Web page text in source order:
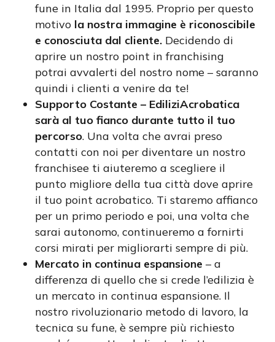
fune in Italia dal 1995. Proprio per questo
motivola nostra immagine è riconoscibile
e conosciuta dal cliente.Decidendo di
aprire un nostro point in franchising
potrai avvalerti del nostro nome – saranno
quindi i clienti a venire da te!
Supporto Costante – EdiliziAcrobatica
sarà al tuo fianco durante tutto il tuo
percorso. Una volta che avrai preso
contatti con noi per diventare un nostro
franchisee ti aiuteremo a scegliere il
punto migliore della tua città dove aprire
il tuo point acrobatico. Ti staremo affianco
per un primo periodo e poi, una volta che
sarai autonomo, continueremo a fornirti
corsi mirati per migliorarti sempre di più.
Mercato in continua espansione – a
differenza di quello che si crede l’edilizia è
un mercato in continua espansione. Il
nostro rivoluzionario metodo di lavoro, la
tecnica su fune, è sempre più richiesto